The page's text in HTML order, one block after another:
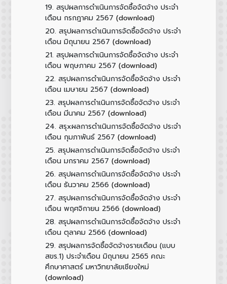
19. สรุปผลการดำเนินการจัดซื้อจัดจ้าง ประจำ
เดือน กรกฎาคม 2567 (download)
20. สรุปผลการดำเนินการจัดซื้อจัดจ้าง ประจำ
เดือน มิถุนายน 2567 (download)
21. สรุปผลการดำเนินการจัดซื้อจัดจ้าง ประจำ
เดือน พฤษภาคม 2567 (download)
22. สรุปผลการดำเนินการจัดซื้อจัดจ้าง ประจำ
เดือน เมษายน 2567 (download)
23. สรุปผลการดำเนินการจัดซื้อจัดจ้าง ประจำ
เดือน มีนาคม 2567 (download)
24. สรุxผลการดำเนินการจัดซื้อจัดจ้าง ประจำ
เดือน กุมภาพันธ์ 2567 (download)
25. สรุปผลการดำเนินการจัดซื้อจัดจ้าง ประจำ
เดือน มกราคม 2567 (download)
26. สรุปผลการดำเนินการจัดซื้อจัดจ้าง ประจำ
เดือน ธันวาคม 2566 (download)
27. สรุปผลการดำเนินการจัดซื้อจัดจ้าง ประจำ
เดือน พฤศจิกายน 2566 (download)
28. สรุปผลการดำเนินการจัดซื้อจัดจ้าง ประจำ
เดือน ตุลาคม 2566 (download)
29. สรุปผลการจัดซื้อจัดจ้างรายเดือน (แบบ
สขร.1) ประจำเดือน มิถุนายน 2565 คณะ
ศึกษาศาสตร์ มหาวิทยาลัยเชียงใหม่
(download)